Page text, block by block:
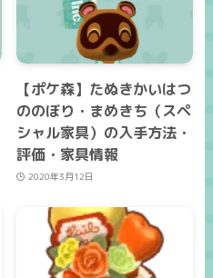
【ポケ森】たぬきかいはつ
ののぼり・まめきち（スペ
シャル家具）の入手方法・
評価・家具情報
2020年3月12日